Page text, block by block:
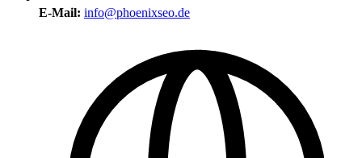
E-Mail: info@phoenixseo.de